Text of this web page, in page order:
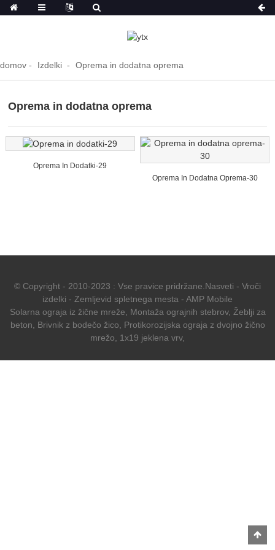
domov Izdelki Oprema in dodatna oprema
Oprema in dodatna oprema
Oprema In Dodatki-29
Oprema In Dodatna Oprema-30
© Copyright - 2010-2023 : Vse pravice pridržane. Nasveti - Vroči
izdelki - Zemljevid spletnega mesta - AMP Mobile
Solarna ograja iz žične mreže
Montaža ograjnih stebrov, Žeblji za
beton
Brivnik z bodečo žico
Protikorozijska ograja z dvojno žično
mrežo
1x19 jeklena vrv,